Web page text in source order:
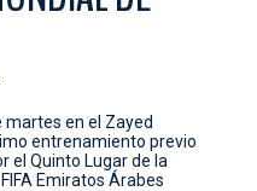
martes en el Zayed
entrenamiento previo
el Quinto Lugar de la
Emiratos Árabes